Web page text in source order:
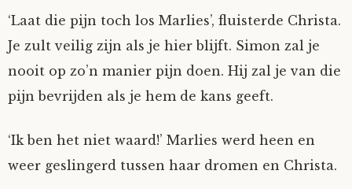
‘Laat die pijn toch los Marlies’, fluisterde Christa.
Je zult veilig zijn als je hier blijft. Simon zal je
nooit op zo’n manier pijn doen. Hij zal je van die
pijn bevrijden als je hem de kans geeft.
‘Ik ben het niet waard!’ Marlies werd heen en
weer geslingerd tussen haar dromen en Christa.